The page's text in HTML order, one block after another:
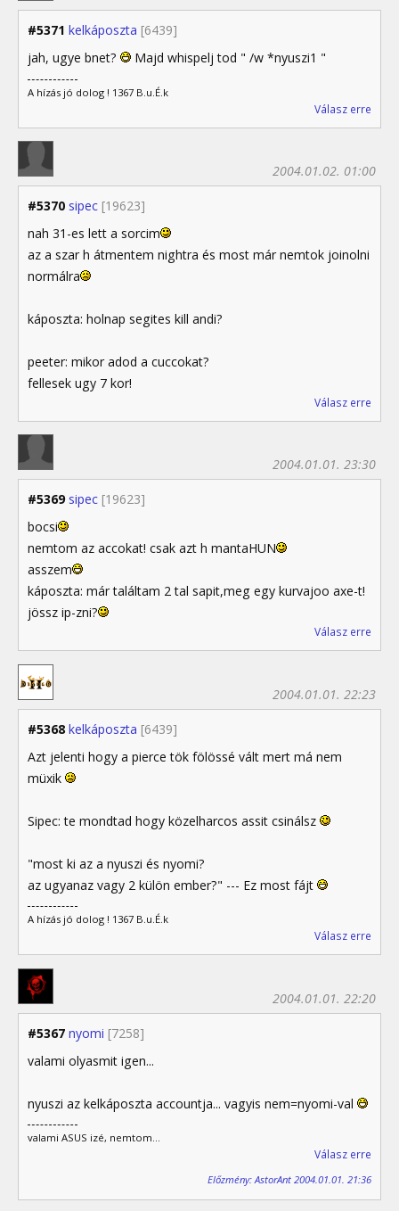
#5371 kelkáposzta [6439]
jah, ugye bnet? Majd whispelj tod " /w *nyuszi1 "
A hízás jó dolog ! 1367 B.u.É.k
Válasz erre
#5370 sipec [19623]
2004.01.02. 01:00
nah 31-es lett a sorcim
az a szar h átmentem nightra és most már nemtok joinolni
normálra
káposzta: holnap segites kill andi?
peeter: mikor adod a cuccokat?
fellesek ugy 7 kor!
Válasz erre
#5369 sipec [19623]
2004.01.01. 23:30
bocsi
nemtom az accokat! csak azt h mantaHUN
asszem
káposzta: már találtam 2 tal sapit,meg egy kurvajoo axe-t!
jössz ip-zni?
Válasz erre
#5368 kelkáposzta [6439]
2004.01.01. 22:23
Azt jelenti hogy a pierce tök fölössé vált mert má nem
müxik
Sipec: te mondtad hogy közelharcos assit csinálsz
"most ki az a nyuszi és nyomi?
az ugyanaz vagy 2 külön ember?" --- Ez most fájt
A hízás jó dolog ! 1367 B.u.É.k
Válasz erre
#5367 nyomi [7258]
2004.01.01. 22:20
valami olyasmit igen...
nyuszi az kelkáposzta accountja... vagyis nem=nyomi-val
valami ASUS izé, nemtom...
Válasz erre
Előzmény: AstorAnt 2004.01.01. 21:36